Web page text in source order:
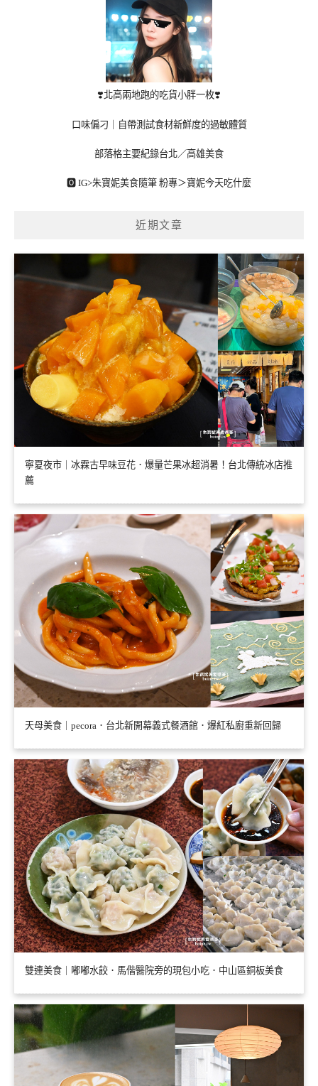
❣️北高兩地跑的吃貨小胖一枚❣️
口味偏刁｜自帶測試食材新鮮度的過敏體質
部落格主要紀錄台北／高雄美食
🅾 IG>朱寶妮美食隨筆 粉專＞寶妮今天吃什麼
近期文章
寧夏夜市｜冰霖古早味豆花．爆量芒果冰超消暑！台北傳統冰店推
薦
天母美食｜pecora．台北新開幕義式餐酒館．爆紅私廚重新回歸
雙連美食｜嘟嘟水餃．馬偕醫院旁的現包小吃．中山區銅板美食